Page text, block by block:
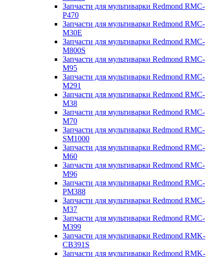
Запчасти для мультиварки Redmond RMC-
P470
Запчасти для мультиварки Redmond RMC-
M30E
Запчасти для мультиварки Redmond RMC-
M800S
Запчасти для мультиварки Redmond RMC-
M95
Запчасти для мультиварки Redmond RMC-
M291
Запчасти для мультиварки Redmond RMC-
M38
Запчасти для мультиварки Redmond RMC-
M70
Запчасти для мультиварки Redmond RMC-
SM1000
Запчасти для мультиварки Redmond RMC-
M60
Запчасти для мультиварки Redmond RMC-
M96
Запчасти для мультиварки Redmond RMC-
PM388
Запчасти для мультиварки Redmond RMC-
M37
Запчасти для мультиварки Redmond RMC-
M399
Запчасти для мультиварки Redmond RMK-
CB391S
Запчасти для мультиварки Redmond RMK-